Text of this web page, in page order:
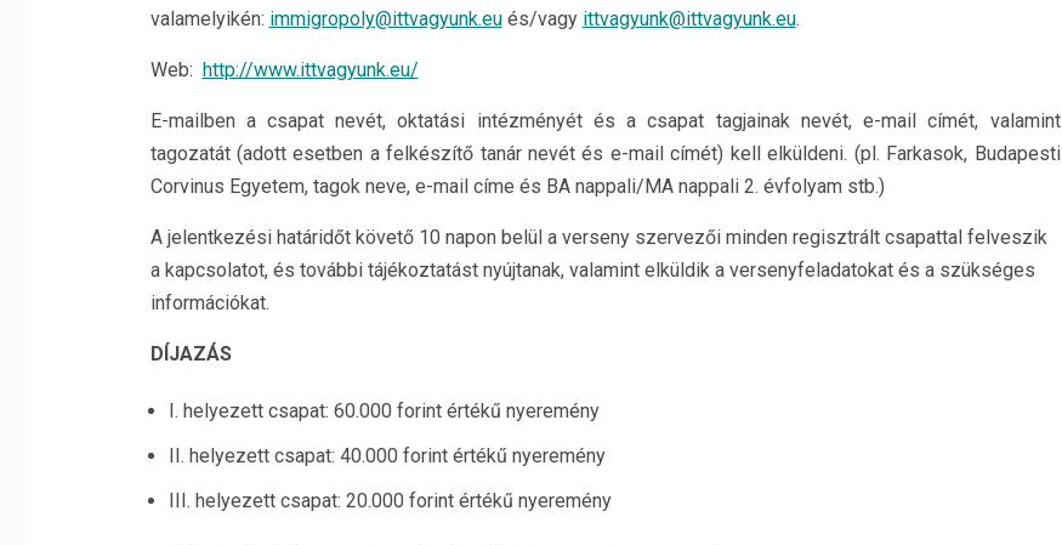
valamelyikén: immigropoly@ittvagyunk.eués/vagy ittvagyunk@ittvagyunk.eu.
Web: http://www.ittvagyunk.eu/
E-mailben a csapat nevét, oktatási intézményét és a csapat tagjainak nevét, e-mail címét, valamint
tagozatát (adott esetben a felkészítő tanár nevét és e-mail címét) kell elküldeni. (pl. Farkasok, Budapesti
Corvinus Egyetem, tagok neve, e-mail címe és BA nappali/MA nappali 2. évfolyam stb.)
A jelentkezési határidőt követő 10 napon belül a verseny szervezői minden regisztrált csapattal felveszik
a kapcsolatot, és további tájékoztatást nyújtanak, valamint elküldik a versenyfeladatokat és a szükséges
információkat.
DÍJAZÁS
I. helyezett csapat: 60.000 forint értékű nyeremény
II. helyezett csapat: 40.000 forint értékű nyeremény
III. helyezett csapat: 20.000 forint értékű nyeremény